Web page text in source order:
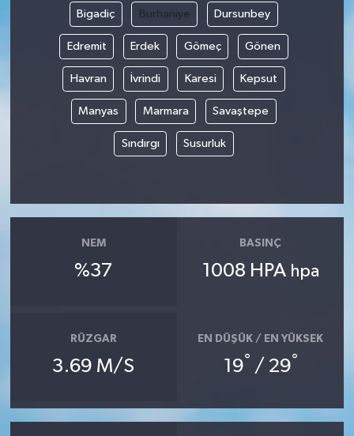
Bigadiç Burhaniye Dursunbey
Edremit Erdek Gömeç Gönen
Havran İvrindi Karesi Kepsut
Manyas Marmara Savaştepe
Sındırgı Susurluk
NEM
%37
BASINÇ
1008 HPA hpa
RÜZGAR
3.69 M/S
EN DÜŞÜK / EN YÜKSEK
19° / 29°